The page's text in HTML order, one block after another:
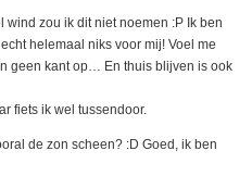
zou ik dit niet noemen :P Ik ben
helemaal niks voor mij! Voel me
geen kant op… En thuis blijven is ook
fiets ik wel tussendoor.
de zon scheen? :D Goed, ik ben